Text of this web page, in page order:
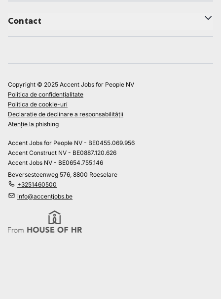
Contact
Copyright © 2025 Accent Jobs for People NV
Politica de confidențialitate
Politica de cookie-uri
Declarație de declinare a responsabilității
Atenție la phishing
Accent Jobs for People NV - BE0455.069.956
Accent Construct NV - BE0887.120.626
Accent Jobs NV - BE0654.755.146
Beversesteenweg 576, 8800 Roeselare
+3251460500
info@accentjobs.be